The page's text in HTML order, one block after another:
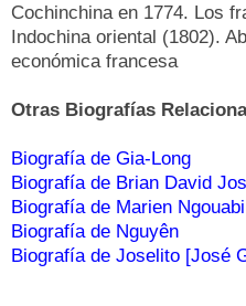
Cochinchina en 1774. Los
Indochina oriental (1802).
económica francesa
Otras Biografías
Biografía de Gia-Long
Biografía de Brian David
Biografía de Marien Ngouabi
Biografía de Nguyên
Biografía de Joselito [José